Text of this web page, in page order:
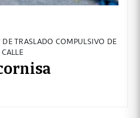
TRASLADO COMPULSIVO DE